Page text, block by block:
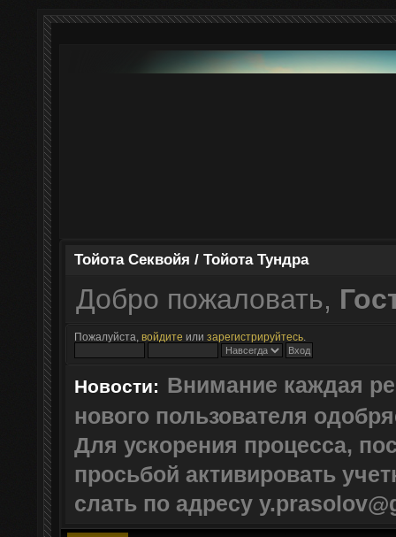
Тойота Секвойя / Тойота Тундра
Добро пожаловать,
Пожалуйста,войдите илизарегистрируйтесь
Новости: Внимание каждая
нового пользователя
Для ускорения процесса,
просьбой активировать
слать по адресу